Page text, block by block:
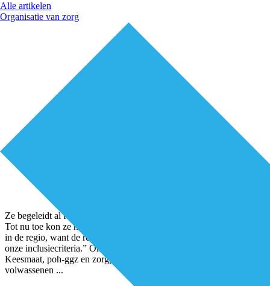
Alle artikelen
Organisatie van zorg
Ze begeleidt al twee jaar een patiënt met verslavingsproblematiek.
Tot nu toe kon ze hem niet plaatsen bij een van de ggz-instellingen
in de regio, want de reactie was steeds: “Patiënt voldoet niet aan
onze inclusiecriteria.” Om wanhopig van te worden, zegt Eline
Keesmaat, poh-ggz en zorgprogrammacoördinator ggz bij
volwassenen ...